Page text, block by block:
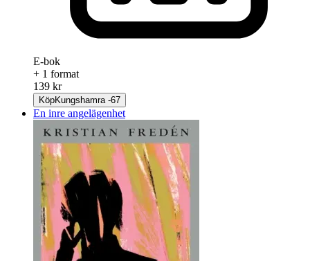
E-bok
+ 1 format
139 kr
KöpKungshamra -67
En inre angelägenhet